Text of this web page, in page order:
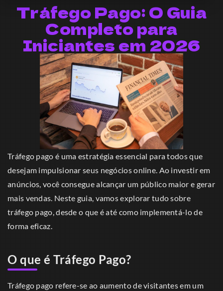
Tráfego Pago: O Guia
Completo para
Iniciantes em 2026
Tráfego pago é uma estratégia essencial para todos que
desejam impulsionar seus negócios online. Ao investir em
anúncios, você consegue alcançar um público maior e gerar
mais vendas. Neste guia, vamos explorar tudo sobre
tráfego pago, desde o que é até como implementá-lo de
forma eficaz.
O que é Tráfego Pago?
Tráfego pago refere-se ao aumento de visitantes em um